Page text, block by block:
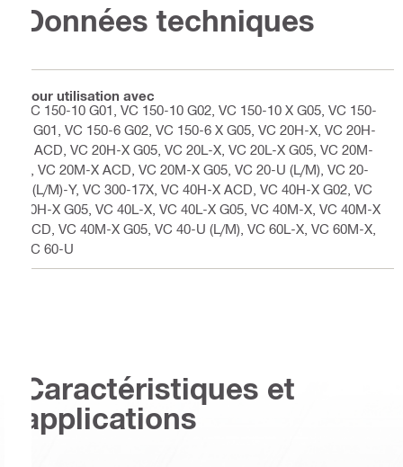
Données techniques
Pour utilisation avec
VC 150-10 G01, VC 150-10 G02, VC 150-10 X G05, VC 150-
6 G01, VC 150-6 G02, VC 150-6 X G05, VC 20H-X, VC 20H-
X ACD, VC 20H-X G05, VC 20L-X, VC 20L-X G05, VC 20M-
X, VC 20M-X ACD, VC 20M-X G05, VC 20-U (L/M), VC 20-
U(L/M)-Y, VC 300-17X, VC 40H-X ACD, VC 40H-X G02, VC
40H-X G05, VC 40L-X, VC 40L-X G05, VC 40M-X, VC 40M-X
ACD, VC 40M-X G05, VC 40-U (L/M), VC 60L-X, VC 60M-X,
VC 60-U
Caractéristiques et
applications